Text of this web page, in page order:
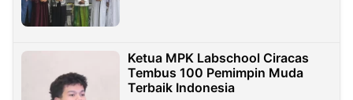
Ketua MPK Labschool Ciracas
Tembus 100 Pemimpin Muda
Terbaik Indonesia